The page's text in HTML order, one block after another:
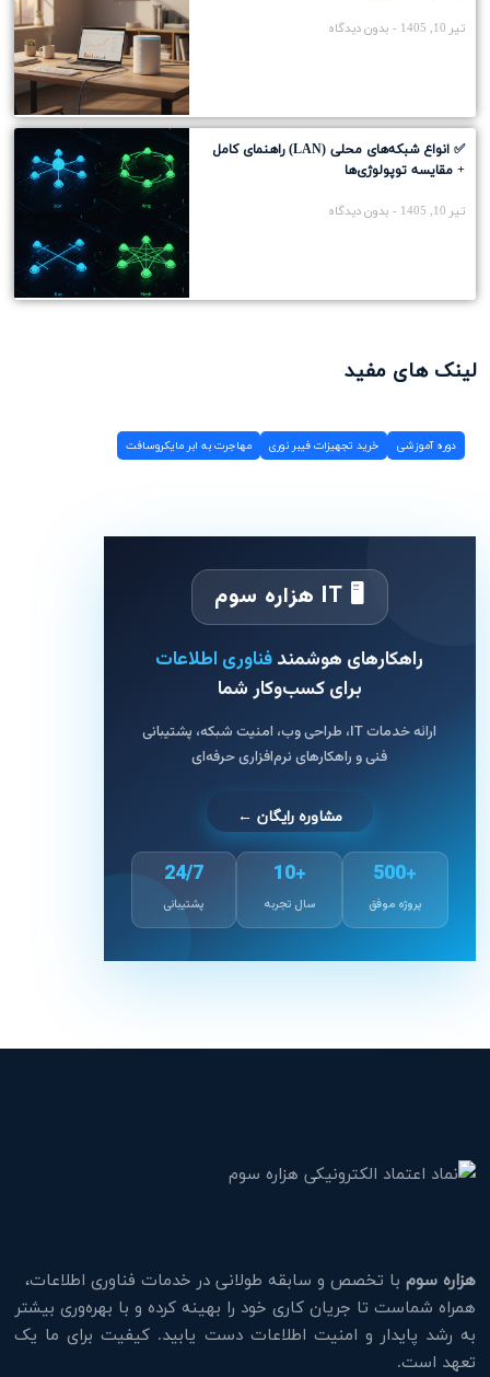
تیر 10, 1405 بدون دیدگاه
✅ انواع شبکه‌های محلی (LAN) راهنمای کامل
+ مقایسه توپولوژی‌ها
تیر 10, 1405 بدون دیدگاه
لینک های مفید
دوره آموزشی خرید تجهیزات فیبر نوری مهاجرت به ابر مایکروسافت
🖥 IT هزاره سوم
راهکارهای هوشمندفناوری اطلاعات
برای کسب‌وکار شما
ارائه خدمات IT، طراحی وب، امنیت شبکه، پشتیبانی
فنی و راهکارهای نرم‌افزاری حرفه‌ای
مشاوره رایگان ←
+500
پروژه موفق
+10
سال تجربه
24/7
پشتیبانی
هزاره سوم با تخصص و سابقه طولانی در خدمات فناوری اطلاعات،
همراه شماست تا جریان کاری خود را بهینه کرده و با بهره‌وری بیشتر
به رشد پایدار و امنیت اطلاعات دست یابید. کیفیت برای ما یک
تعهد است.